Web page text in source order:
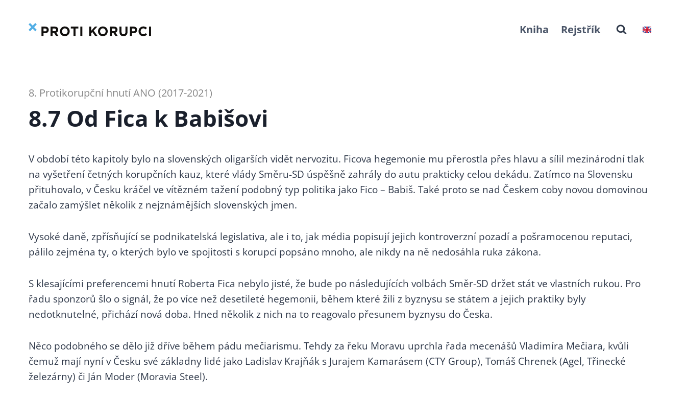
Kniha Rejstřík
8. Protikorupční hnutí ANO (2017-2021)
8.7 Od Fica k Babišovi
V období této kapitoly bylo na slovenských oligarších vidět nervozitu. Ficova hegemonie mu přerostla přes hlavu a sílil mezinárodní tlak
na vyšetření četných korupčních kauz, které vlády Směru-SD úspěšně zahrály do autu prakticky celou dekádu. Zatímco na Slovensku
přituhovalo, v Česku kráčel ve vítězném tažení podobný typ politika jako Fico – Babiš. Také proto se nad Českem coby novou domovinou
začalo zamýšlet několik z nejznámějších slovenských jmen.
Vysoké daně, zpřísňující se podnikatelská legislativa, ale i to, jak média popisují jejich kontroverzní pozadí a pošramocenou reputaci,
pálilo zejména ty, o kterých bylo ve spojitosti s korupcí popsáno mnoho, ale nikdy na ně nedosáhla ruka zákona.
S klesajícími preferencemi hnutí Roberta Fica nebylo jisté, že bude po následujících volbách Směr-SD držet stát ve vlastních rukou. Pro
řadu sponzorů šlo o signál, že po více než desetileté hegemonii, během které žili z byznysu se státem a jejich praktiky byly
nedotknutelné, přichází nová doba. Hned několik z nich na to reagovalo přesunem byznysu do Česka.
Něco podobného se dělo již dříve během pádu mečiarismu. Tehdy za řeku Moravu uprchla řada mecenášů Vladimíra Mečiara, kvůli
čemuž mají nyní v Česku své základny lidé jako Ladislav Krajňák s Jurajem Kamarásem (CTY Group), Tomáš Chrenek (Agel, Třinecké
železárny) či Ján Moder (Moravia Steel).
4. OPOZIČNÍ SMLOUVA
Zemanovy vlády a
komunistických kádrů
čisté ruce
4.5 Recyklace
nakradených výnosů
4.6 Zemanova dálnice
4.8 Privatizace telecomu
4.9 Unipetrol
4.11 Druhá vláda
Mikuláše Dzurindy
4.12 Nebankovní subjekty
5. KUDY CHODIL, TUDY
5.1 Privatizace
slovenského zdravotnictví
5.2 Gorila